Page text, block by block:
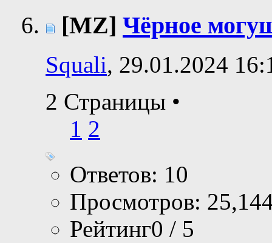
[MZ] Чёрное
Squali, 29.01.2024
2 Страницы •
1 2
Ответов: 10
Просмотров:
Рейтинг0 / 5